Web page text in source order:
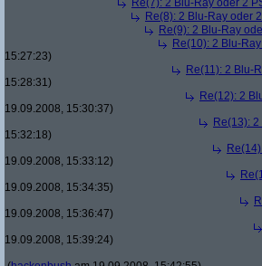
Re(7): 2 Blu-Ray oder 2
Re(8): 2 Blu-Ray oder
Re(9): 2 Blu-Ray
Re(10): 2 Blu-
15:27:23)
Re(11): 2 Blu-
15:28:31)
Re(12): 2
19.09.2008, 15:30:37)
Re(13):
15:32:18)
19.09.2008, 15:33:12)
19.09.2008, 15:34:35)
19.09.2008, 15:36:47)
19.09.2008, 15:39:24)